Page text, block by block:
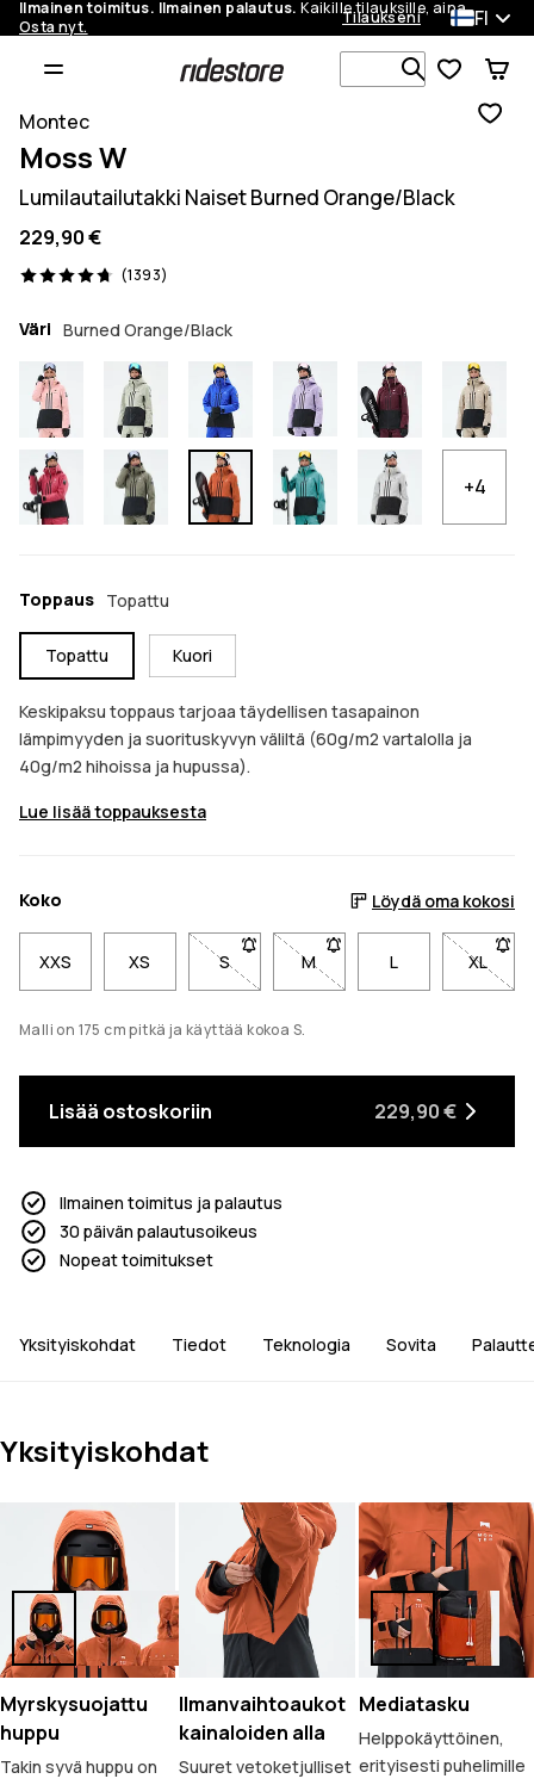
Ilmainen toimitus. Ilmainen palautus. Kaikille tilauksille, aina.
Osta nyt.
Tilaukseni FI
Etsi 1 000+
Montec
Moss W
Lumilautailutakki Naiset Burned Orange/Black
229,90 €
(1393)
1393 arvostelut, 4.7/5
Väri Burned Orange/Black
+4
Toppaus Topattu
Topattu Kuori
Keskipaksu toppaus tarjoaa täydellisen tasapainon
lämpimyyden ja suorituskyvyn väliltä (60g/m2 vartalolla ja
40g/m2 hihoissa ja hupussa).
Lue lisää toppauksesta
Koko Löydä oma kokosi
XXS XS S- Koko S ei ole saatavilla. Napsauta
M- Koko M ei ole saatavilla.
L XL- Koko
Malli on 175 cm pitkä ja käyttää kokoa S.
Lisää ostoskoriin 229,90 €
Ilmainen toimitus ja palautus
30 päivän palautusoikeus
Nopeat toimitukset
Yksityiskohdat Tiedot Teknologia Sovita
Yksityiskohdat
Myrskysuojattu
huppu
Takin syvä huppu on
Ilmanvaihtoaukot
kainaloiden alla
Suuret vetoketjulliset
Mediatasku
Helppokäyttöinen,
erityisesti puhelimille